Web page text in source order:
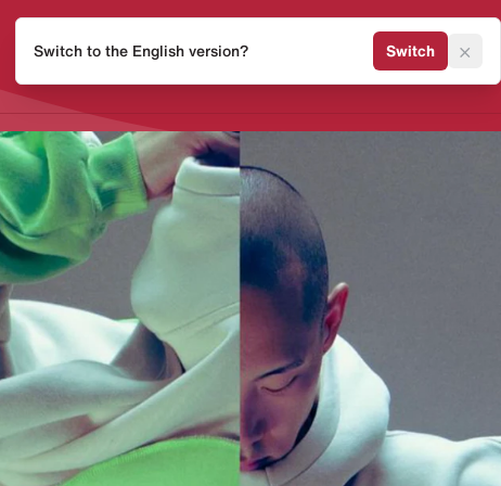
Release Kalender Sneaker
Switch to the English version? Switch ×